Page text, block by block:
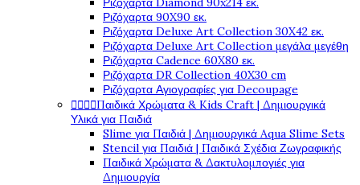
Ριζόχαρτα 90X90 εκ.
Ριζόχαρτα Deluxe Art Collection 30X42 εκ.
Ριζόχαρτα Deluxe Art Collection μεγάλα μεγέθη
Ριζόχαρτα Cadence 60X80 εκ.
Ριζόχαρτα DR Collection 40X30 cm
Ριζόχαρτα Αγιογραφίες για Decoupage
Παιδικά Χρώματα & Kids Craft | Δημιουργικά
Υλικά για Παιδιά
Slime για Παιδιά | Δημιουργικά Aqua Slime Sets
Stencil για Παιδιά | Παιδικά Σχέδια Ζωγραφικής
Παιδικά Χρώματα & Δακτυλομπογιές για
Δημιουργία